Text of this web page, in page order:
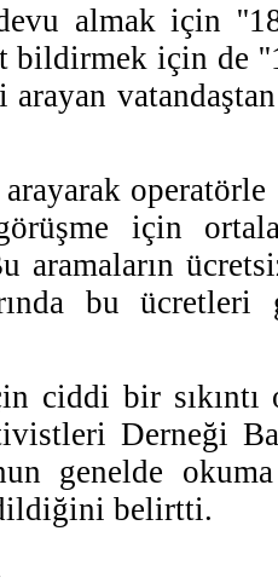
almak için
için de
operatörle
için
aramaların
bu ücretleri
ciddi bir sıkıntı
Derneği
genelde
belirtti.